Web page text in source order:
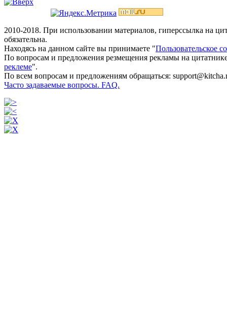
2010-2018. При использовании материалов, гиперссылка на
обязательна.
Находясь на данном сайте вы принимаете "Пользовательское
По вопросам и предложения резмещения рекламы на
реклеме".
По всем вопросам и предложениям обращаться:
Часто задаваемые вопросы. FAQ.